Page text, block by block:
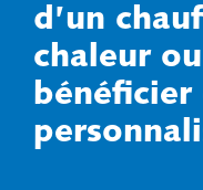
d’un
chaleur
bénéficier